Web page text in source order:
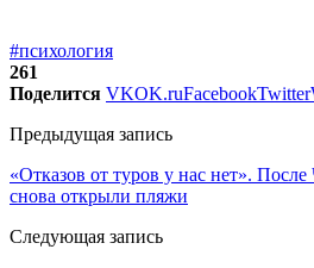
#психология
261
Поделится VKOK.ruFacebookTwitter
Предыдущая запись
«Отказов от туров у нас нет».
снова открыли пляжи
Следующая запись